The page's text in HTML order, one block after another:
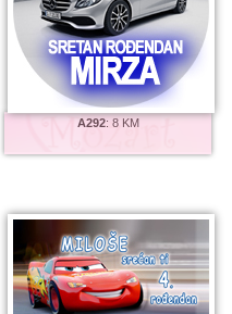
A292: 8 KM